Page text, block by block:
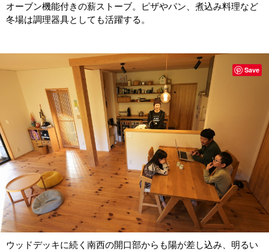
オーブン機能付きの薪ストーブ。ピザやパン、煮込み料理など
冬場は調理器具としても活躍する。
ウッドデッキに続く南西の開口部からも陽が差し込み、明るい
Save